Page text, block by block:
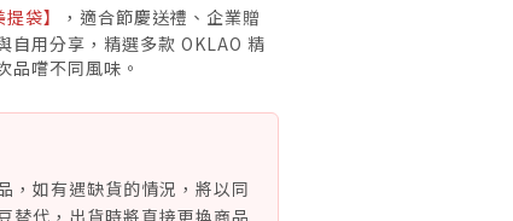
袋】
，適合節慶送禮、企業贈
自用分享，精選多款 OKLAO 精
品嚐不同風味。
，如有遇缺貨的情況，將以同
替代，出貨時將直接更換商品